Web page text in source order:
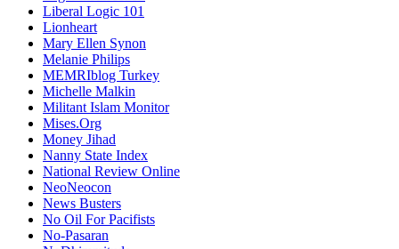
Liberal Logic 101
Lionheart
Mary Ellen Synon
Melanie Philips
MEMRIblog Turkey
Michelle Malkin
Militant Islam Monitor
Mises.Org
Money Jihad
Nanny State Index
National Review Online
NeoNeocon
News Busters
No Oil For Pacifists
No-Pasaran